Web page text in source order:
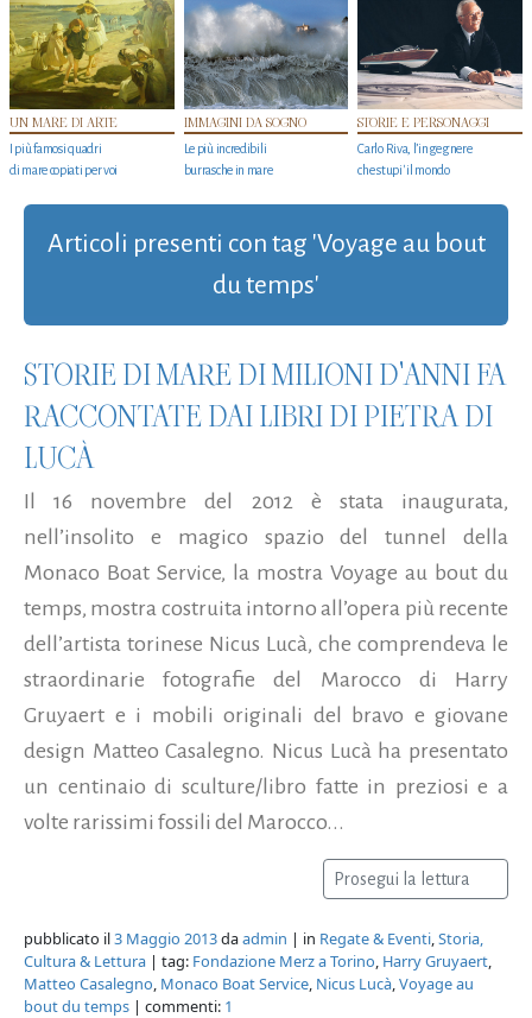
UN MARE DI ARTE
I più famosi quadri
di mare copiati per voi
IMMAGINI DA SOGNO
Le più incredibili
burrasche in mare
STORIE E PERSONAGGI
Carlo Riva, l’ingegnere
che stupi' il mondo
Articoli presenti con tag 'Voyage au bout
du temps'
STORIE DI MARE DI MILIONI D'ANNI FA
RACCONTATE DAI LIBRI DI PIETRA DI
LUCÀ
Il 16 novembre del 2012 è stata inaugurata,
nell’insolito e magico spazio del tunnel della
Monaco Boat Service, la mostra Voyage au bout du
temps, mostra costruita intorno all’opera più recente
dell’artista torinese Nicus Lucà, che comprendeva le
straordinarie fotografie del Marocco di Harry
Gruyaert e i mobili originali del bravo e giovane
design Matteo Casalegno. Nicus Lucà ha presentato
un centinaio di sculture/libro fatte in preziosi e a
volte rarissimi fossili del Marocco...
Prosegui la lettura
pubblicato il3 Maggio 2013daadmin | in Regate & Eventi,Storia,
Cultura & Lettura | tag: Fondazione Merz a Torino, Harry Gruyaert,
Matteo Casalegno, Monaco Boat Service, Nicus Lucà,Voyage au
bout du temps | commenti: 1